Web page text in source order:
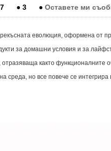
● 3 ● Оставете ми
еволюция, оформена от
за домашни условия и за
както функционалните
среда, но все повече се